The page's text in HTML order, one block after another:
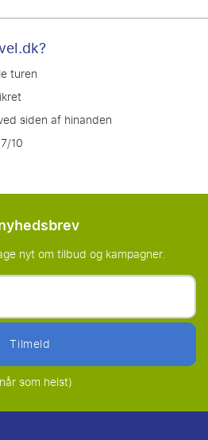
turen
siden af hinanden
10
nyt om tilbud og kampagner.
tilmeld
som helst)